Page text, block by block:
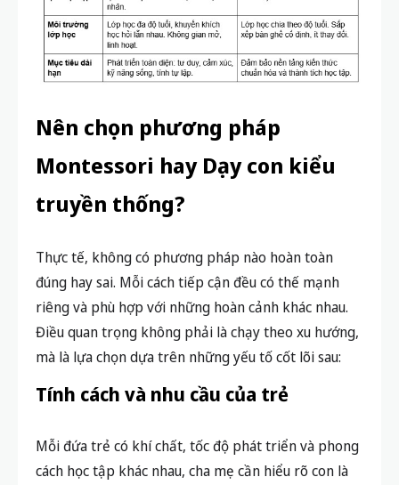
Nên chọn phương pháp
Montessori hay Dạy con kiểu
truyền thống?
Thực tế, không có phương pháp nào hoàn toàn
đúng hay sai. Mỗi cách tiếp cận đều có thế mạnh
riêng và phù hợp với những hoàn cảnh khác nhau.
Điều quan trọng không phải là chạy theo xu hướng,
mà là lựa chọn dựa trên những yếu tố cốt lõi sau:
Tính cách và nhu cầu của trẻ
Mỗi đứa trẻ có khí chất, tốc độ phát triển và phong
cách học tập khác nhau, cha mẹ cần hiểu rõ con là